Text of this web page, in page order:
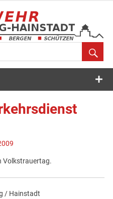
Feuerwehr
Breuberg-
Hainstadt
Volkstrauertag.
/ Hainstadt